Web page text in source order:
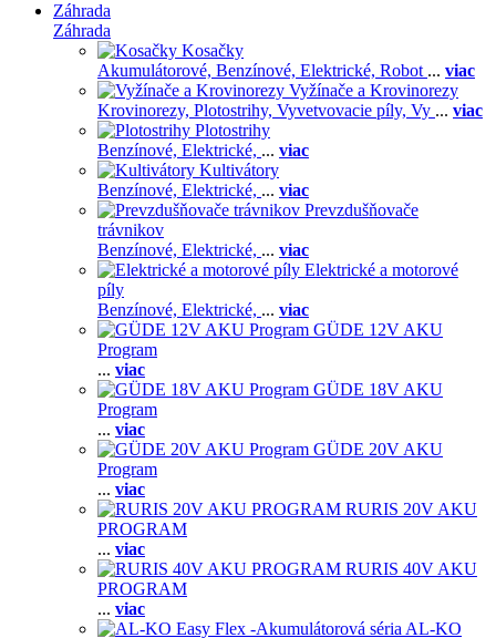
Záhrada
Záhrada
Kosačky
Akumulátorové, Benzínové, Elektrické, Robot ... viac
Vyžínače a Krovinorezy
Krovinorezy, Plotostrihy, Vyvetvovacie píly, Vy ... viac
Plotostrihy
Benzínové, Elektrické, ... viac
Kultivátory
Benzínové, Elektrické, ... viac
Prevzdušňovače
trávnikov
Benzínové, Elektrické, ... viac
Elektrické a motorové
píly
Benzínové, Elektrické, ... viac
GÜDE 12V AKU
Program
... viac
GÜDE 18V AKU
Program
... viac
GÜDE 20V AKU
Program
... viac
RURIS 20V AKU
PROGRAM
... viac
RURIS 40V AKU
PROGRAM
... viac
AL-KO